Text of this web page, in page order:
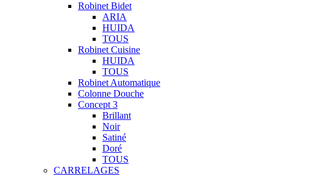
Robinet Bidet
ARIA
HUIDA
TOUS
Robinet Cuisine
HUIDA
TOUS
Robinet Automatique
Colonne Douche
Concept 3
Brillant
Noir
Satiné
Doré
TOUS
CARRELAGES